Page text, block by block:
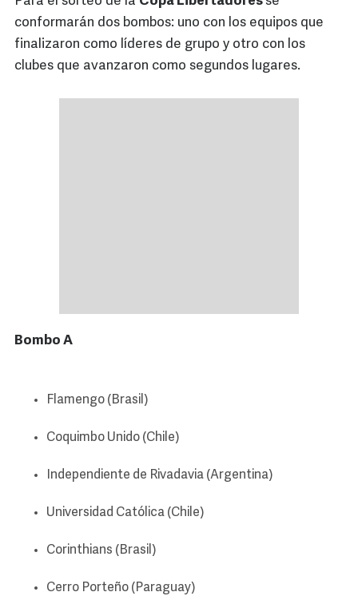
conformarán dos bombos: uno con los equipos que
finalizaron como líderes de grupo y otro con los
clubes que avanzaron como segundos lugares.
Bombo A
Flamengo (Brasil)
Coquimbo Unido (Chile)
Independiente de Rivadavia (Argentina)
Universidad Católica (Chile)
Corinthians (Brasil)
Cerro Porteño (Paraguay)